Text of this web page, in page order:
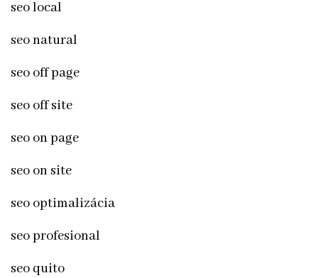
seo local
seo natural
seo off page
seo off site
seo on page
seo on site
seo optimalizácia
seo profesional
seo quito